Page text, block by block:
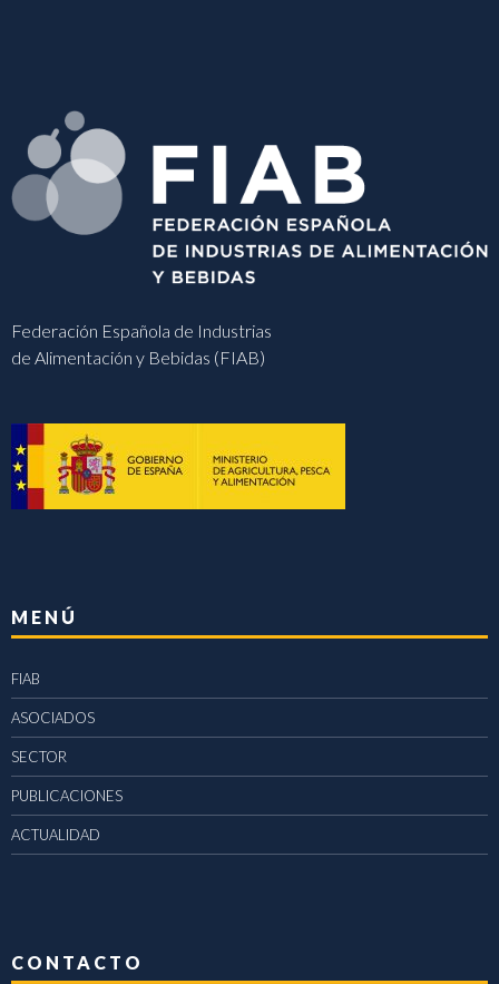
Federación Española de Industrias
de Alimentación y Bebidas (FIAB)
MENÚ
FIAB
ASOCIADOS
SECTOR
PUBLICACIONES
ACTUALIDAD
CONTACTO